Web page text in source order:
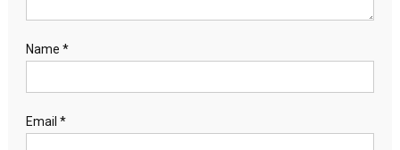
Name *
Email *